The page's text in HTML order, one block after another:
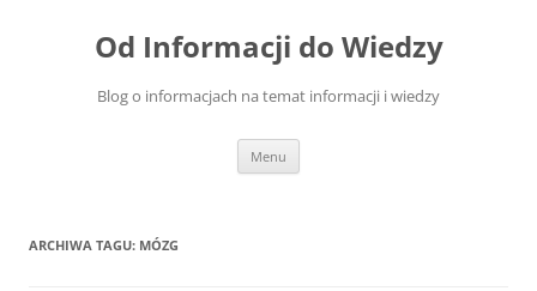
Od Informacji do Wiedzy
Blog o informacjach na temat informacji i wiedzy
Menu
ARCHIWA TAGU: MÓZG